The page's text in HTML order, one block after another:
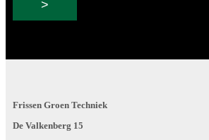
Frissen Groen Techniek
De Valkenberg 15